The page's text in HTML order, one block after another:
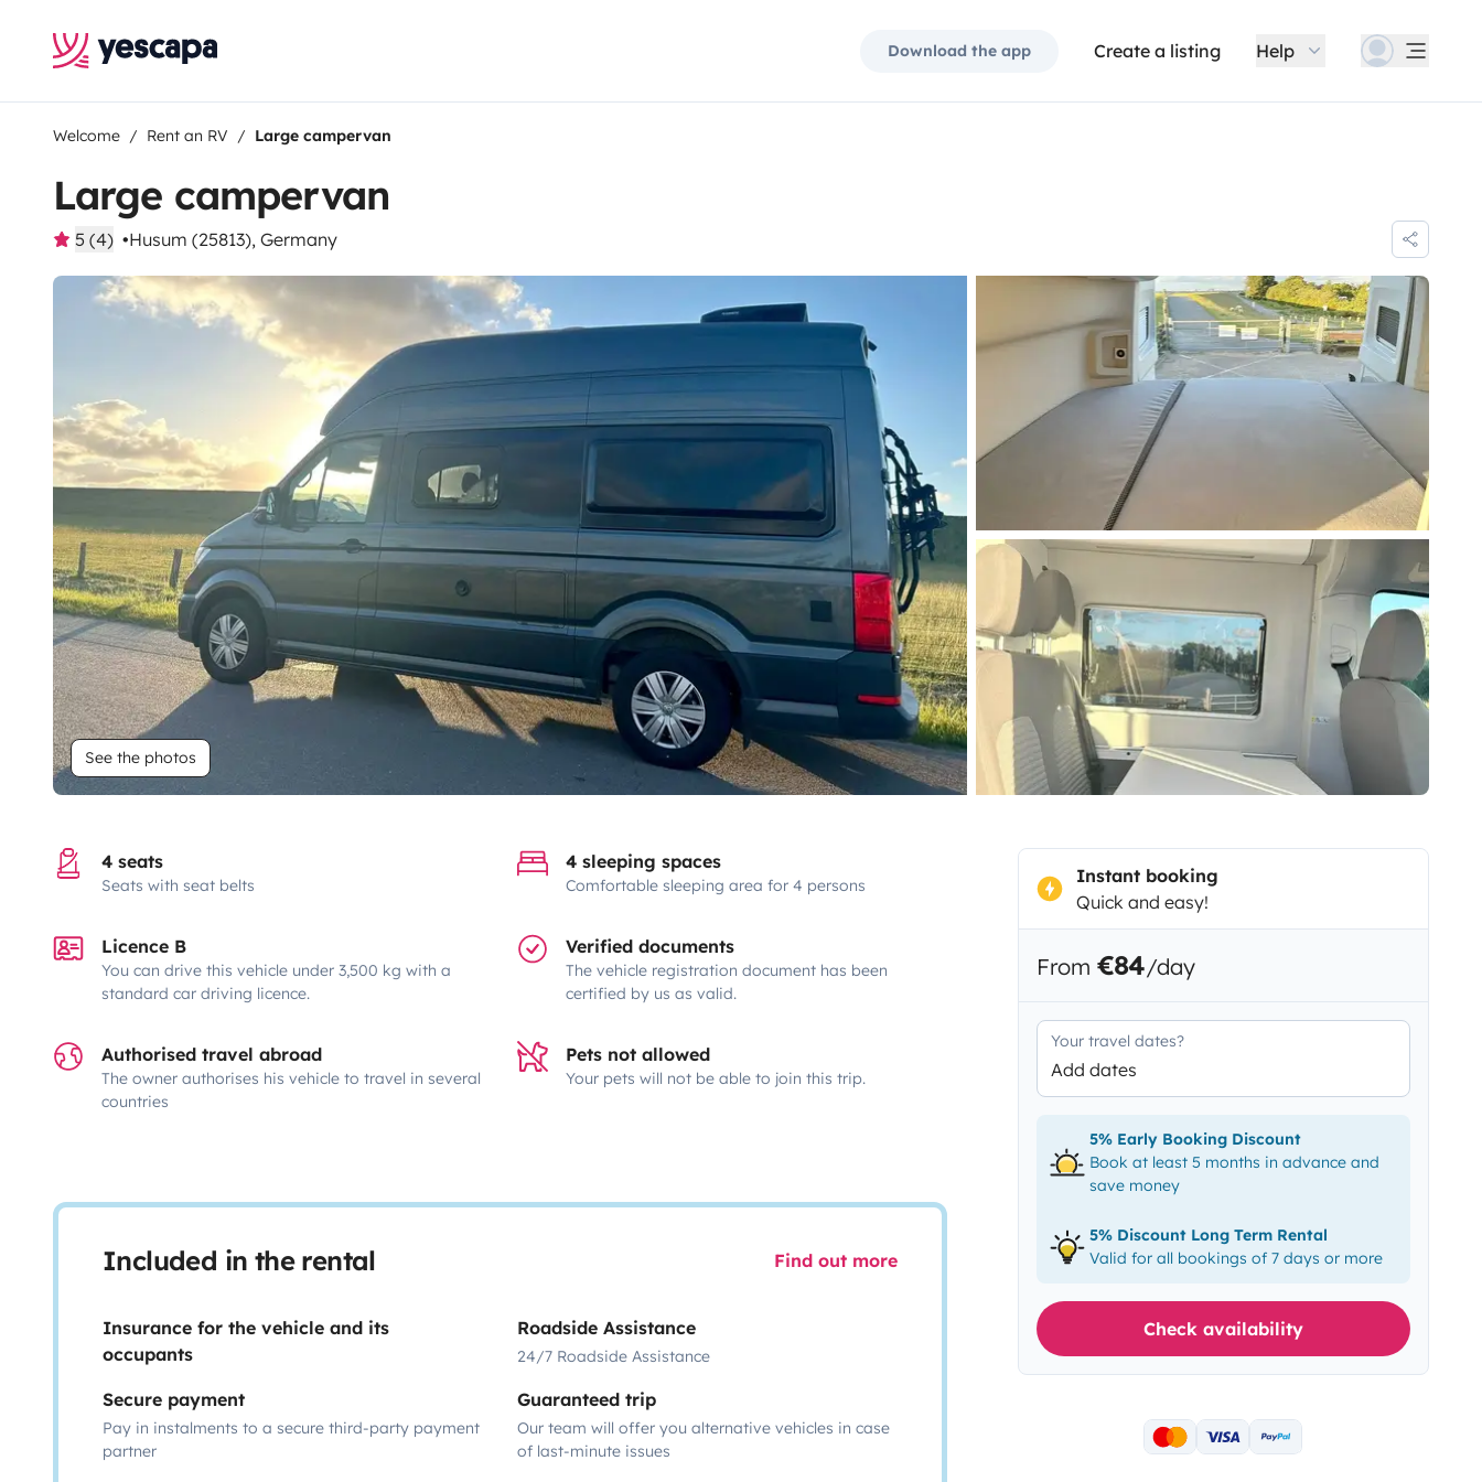
Download the app Create a listing Help
Welcome Rent an RV Large campervan
Large campervan
5 (4) Husum (25813), Germany
See the photos
4 seats
Seats with seat belts
4 sleeping spaces
Comfortable sleeping area for 4 persons
Licence B
You can drive this vehicle under 3,500 kg with a
standard car driving licence.
Verified documents
The vehicle registration document has been
certified by us as valid.
Authorised travel abroad
The owner authorises his vehicle to travel in several
countries
Pets not allowed
Your pets will not be able to join this trip.
Included in the rental Find out more
Insurance for the vehicle and its
occupants
Roadside Assistance
24/7 Roadside Assistance
Secure payment
Pay in instalments to a secure third-party payment
partner
Guaranteed trip
Our team will offer you alternative vehicles in case
of last-minute issues
Instant booking
Quick and easy!
From €84/day
Your travel dates?
Add dates
5% Early Booking Discount
Book at least 5 months in advance and
save money
5% Discount Long Term Rental
Valid for all bookings of 7 days or more
Check availability